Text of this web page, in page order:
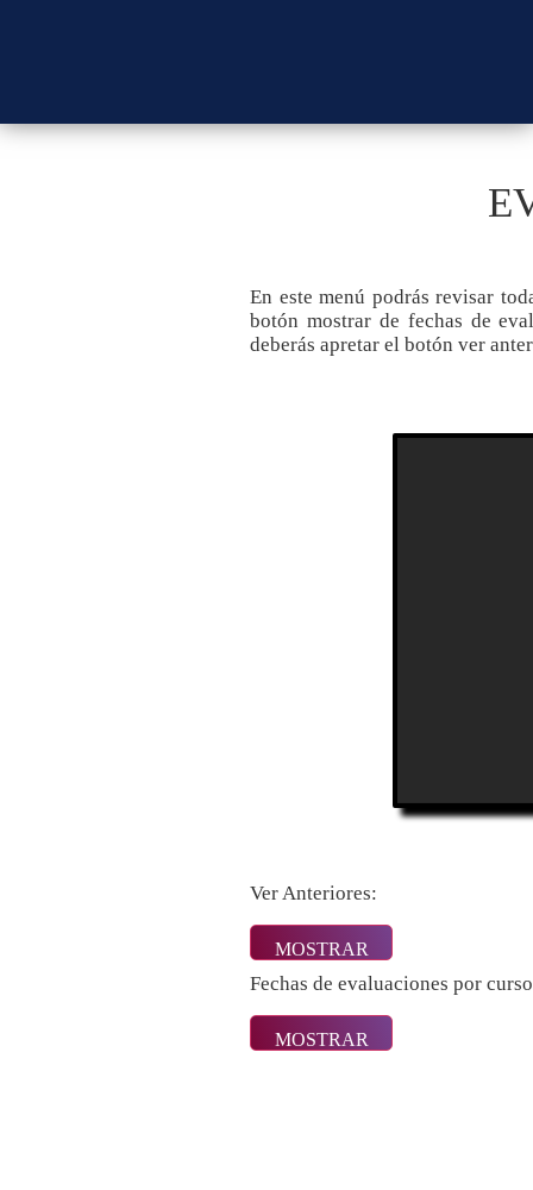
En este menú podrás revisar
botón mostrar de fechas de
deberás apretar el botón ver
Ver Anteriores:
Fechas de evaluaciones por